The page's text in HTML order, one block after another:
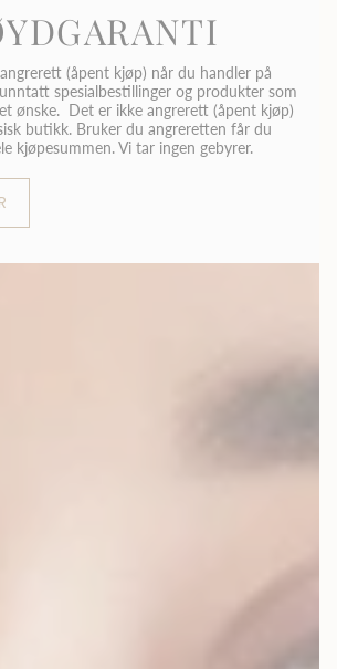
(åpent kjøp) når du handler på
spesialbestillinger og produkter som
ønske. Det er ikke angrerett (åpent kjøp)
butikk. Bruker du angreretten får du
kjøpesummen. Vi tar ingen gebyrer.